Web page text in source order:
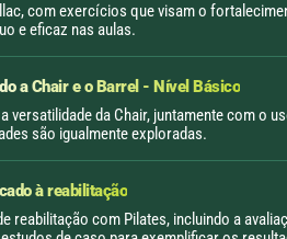
com exercícios que visam o
e eficaz nas aulas.
a Chair e o Barrel - Nível Básico
versatilidade da Chair, juntamente com o
são igualmente exploradas.
à reabilitação
reabilitação com Pilates, incluindo a